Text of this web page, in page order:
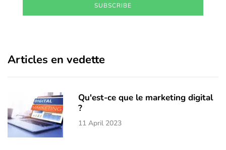
SUBSCRIBE
Articles en vedette
Qu'est-ce que le marketing digital
?
11 April 2023